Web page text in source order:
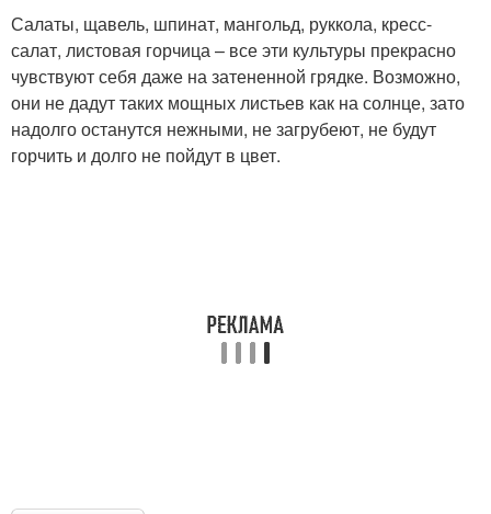
Салаты, щавель, шпинат, мангольд, руккола, кресс-
салат, листовая горчица – все эти культуры прекрасно
чувствуют себя даже на затененной грядке. Возможно,
они не дадут таких мощных листьев как на солнце, зато
надолго останутся нежными, не загрубеют, не будут
горчить и долго не пойдут в цвет.